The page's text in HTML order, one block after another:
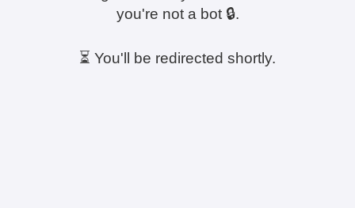
you're not a bot 🔒.
⏳ You'll be redirected shortly.